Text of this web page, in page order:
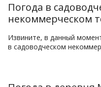
Погода в
некоммерческом
Извините, в данный
в садоводческом